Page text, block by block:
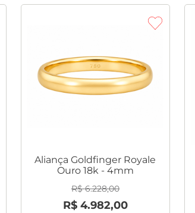
Aliança Goldfinger Royale
Ouro 18k - 4mm
R$ 6.228,00
R$ 4.982,00